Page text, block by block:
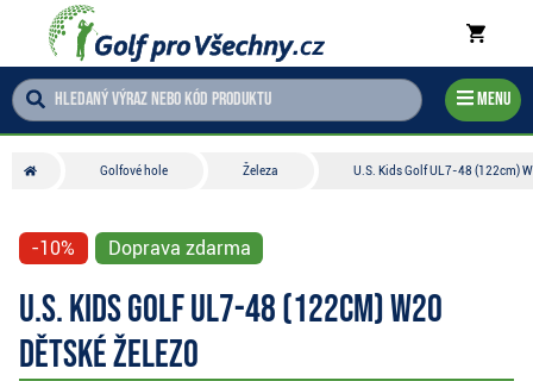
Menu
Golfové hole Železa U.S. Kids Golf UL7-48 (122cm)
-10% Doprava zdarma
U.S. Kids Golf UL7-48 (122cm) W20
dětské železo